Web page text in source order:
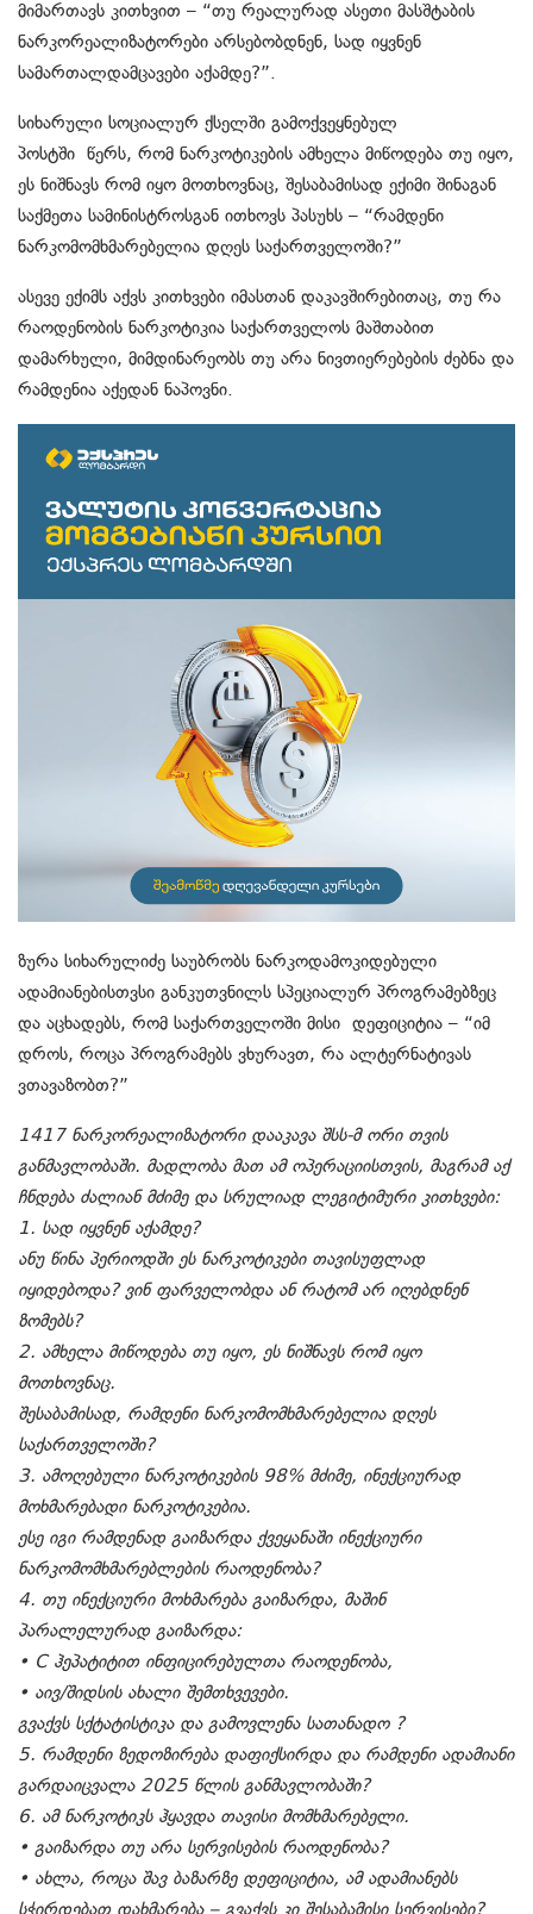
მიმართავს კითხვით – “თუ რეალურად ასეთი მასშტაბის
ნარკორეალიზატორები არსებობდნენ, სად იყვნენ
სამართალდამცავები აქამდე?”.
სიხარული სოციალურ ქსელში გამოქვეყნებულ
პოსტში წერს, რომ ნარკოტიკების ამხელა მიწოდება თუ იყო,
ეს ნიშნავს რომ იყო მოთხოვნაც, შესაბამისად ექიმი შინაგან
საქმეთა სამინისტროსგან ითხოვს პასუხს – “რამდენი
ნარკომომხმარებელია დღეს საქართველოში?”
ასევე ექიმს აქვს კითხვები იმასთან დაკავშირებითაც, თუ რა
რაოდენობის ნარკოტიკია საქართველოს მაშთაბით
დამარხული, მიმდინარეობს თუ არა ნივთიერებების ძებნა და
რამდენია აქედან ნაპოვნი.
ზურა სიხარულიძე საუბრობს ნარკოდამოკიდებული
ადამიანებისთვსი განკუთვნილს სპეციალურ პროგრამებზეც
და აცხადებს, რომ საქართველოში მისი დეფიციტია – “იმ
დროს, როცა პროგრამებს ვხურავთ, რა ალტერნატივას
ვთავაზობთ?”
1417 ნარკორეალიზატორი დააკავა შსს-მ ორი თვის
განმავლობაში. მადლობა მათ ამ ოპერაციისთვის, მაგრამ აქ
ჩნდება ძალიან მძიმე და სრულიად ლეგიტიმური კითხვები:
1. სად იყვნენ აქამდე?
ანუ წინა პერიოდში ეს ნარკოტიკები თავისუფლად
იყიდებოდა? ვინ ფარველობდა ან რატომ არ იღებდნენ
ზომებს?
2. ამხელა მიწოდება თუ იყო, ეს ნიშნავს რომ იყო
მოთხოვნაც.
შესაბამისად, რამდენი ნარკომომხმარებელია დღეს
საქართველოში?
3. ამოღებული ნარკოტიკების 98% მძიმე, ინექციურად
მოხმარებადი ნარკოტიკებია.
ესე იგი რამდენად გაიზარდა ქვეყანაში ინექციური
ნარკომომხმარებლების რაოდენობა?
4. თუ ინექციური მოხმარება გაიზარდა, მაშინ
პარალელურად გაიზარდა:
• C ჰეპატიტით ინფიცირებულთა რაოდენობა,
• აივ/შიდსის ახალი შემთხვევები.
გვაქვს სქტატისტიკა და გამოვლენა სათანადო ?
5. რამდენი ზედოზირება დაფიქსირდა და რამდენი ადამიანი
გარდაიცვალა 2025 წლის განმავლობაში?
6. ამ ნარკოტიკს ჰყავდა თავისი მომხმარებელი.
• გაიზარდა თუ არა სერვისების რაოდენობა?
• ახლა, როცა შავ ბაზარზე დეფიციტია, ამ ადამიანებს